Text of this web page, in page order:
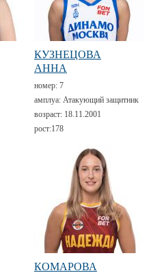
КУЗНЕЦОВА
АННА
номер: 7
амплуа: Атакующий защитник
возраст: 18.11.2001
рост:178
КОМАРОВА